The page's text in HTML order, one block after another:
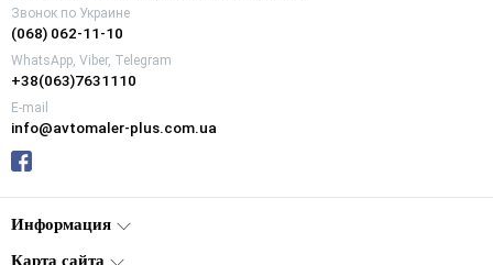
Звонок по Украине
(068) 062-11-10
WhatsApp, Viber, Telegram
+38(063)7631110
E-mail
info@avtomaler-plus.com.ua
Информация
Карта сайта